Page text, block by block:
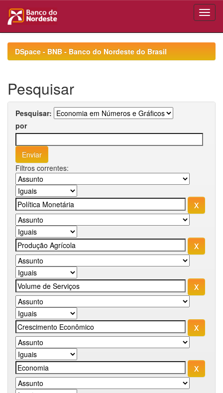
navigationDSpace - BNB - Banco do Nordeste do Brasil
Pesquisar
Pesquisar:
por
Filtros correntes: